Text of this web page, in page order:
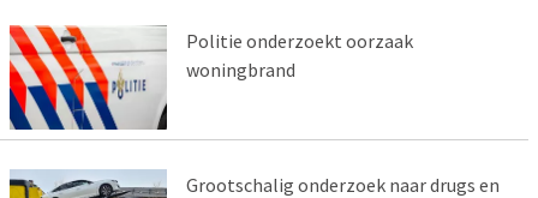
Politie onderzoekt oorzaak
woningbrand
Grootschalig onderzoek naar drugs en